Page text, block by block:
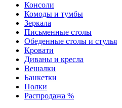
Консоли
Комоды и тумбы
Зеркала
Письменные столы
Обеденные столы и стулья
Кровати
Диваны и кресла
Вешалки
Банкетки
Полки
Распродажа %